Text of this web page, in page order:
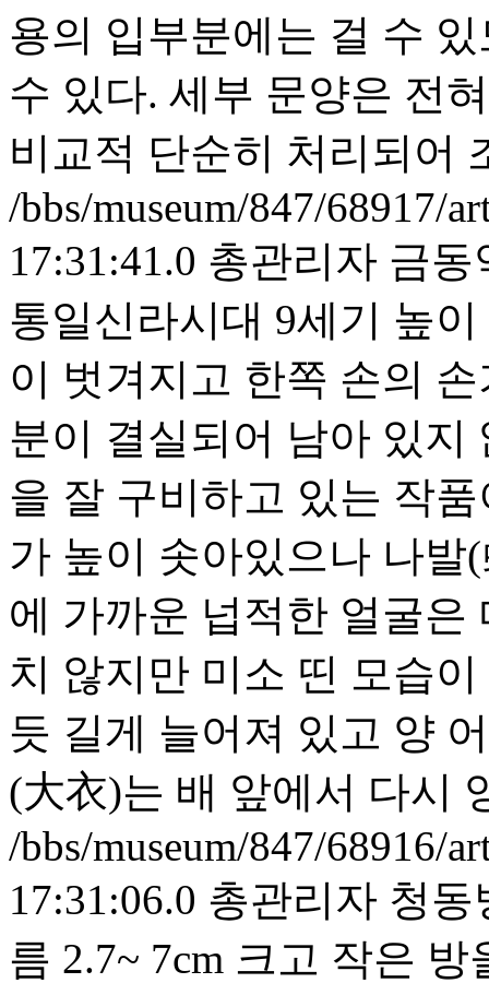
용의 입부분에는 걸 수
수 있다. 세부 문양은 전
비교적 단순히 처리되어
/bbs/museum/847/68917/
17:31:41.0 총관리자 금동
통일신라시대 9세기 높
이 벗겨지고 한쪽 손의
분이 결실되어 남아 있지
을 잘 구비하고 있는 작
가 높이 솟아있으나 나발
에 가까운 넙적한 얼굴은
치 않지만 미소 띤 모습
듯 길게 늘어져 있고 양
(大衣)는 배 앞에서 다시
/bbs/museum/847/68916/
17:31:06.0 총관리자 청동
름 2.7~ 7cm 크고 작은